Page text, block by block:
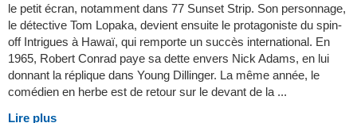
le petit écran, notamment dans 77 Sunset Strip. Son personnage,
le détective Tom Lopaka, devient ensuite le protagoniste du spin-
off Intrigues à Hawaï, qui remporte un succès international. En
1965, Robert Conrad paye sa dette envers Nick Adams, en lui
donnant la réplique dans Young Dillinger. La même année, le
comédien en herbe est de retour sur le devant de la ...
Lire plus